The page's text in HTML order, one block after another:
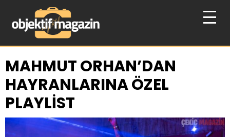
MAHMUT ORHAN’DAN
HAYRANLARINA ÖZEL
PLAYLİST